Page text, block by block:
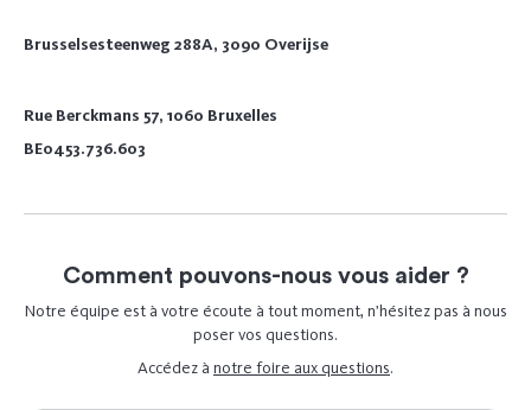
Brusselsesteenweg 288A, 3090 Overijse
Rue Berckmans 57, 1060 Bruxelles
BE0453.736.603
Comment pouvons-nous vous aider ?
Notre équipe est à votre écoute à tout moment, n’hésitez pas à nous
poser vos questions.
Accédez à notre foire aux questions.